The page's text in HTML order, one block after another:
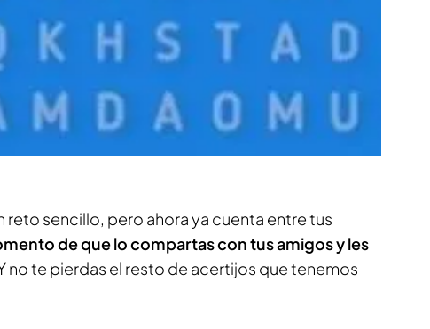
reto sencillo, pero ahora ya cuenta entre tus
de que lo compartas con tus amigos y les
no te pierdas el resto de acertijos que tenemos